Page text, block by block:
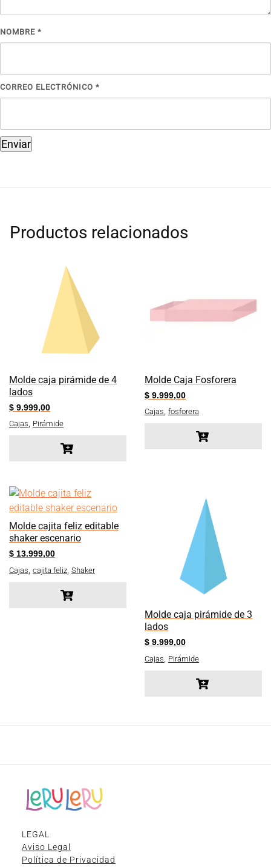
NOMBRE *
CORREO ELECTRÓNICO *
Productos relacionados
Molde caja pirámide de 4
lados
$ 9.999,00
Cajas, Pirámide
Molde Caja Fosforera
$ 9.999,00
Cajas, fosforera
Molde cajita feliz editable
shaker escenario
$ 13.999,00
Cajas, cajita feliz, Shaker
Molde caja pirámide de 3
lados
$ 9.999,00
Cajas, Pirámide
LEGAL
Aviso Legal
Política de Privacidad